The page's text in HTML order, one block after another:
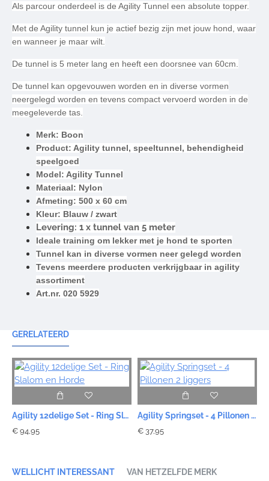
Als parcour onderdeel is de Agility Tunnel een absolute topper.
Met de Agility tunnel kun je actief bezig zijn met jouw hond, waar
en wanneer je maar wilt.
De tunnel is 5 meter lang en heeft een doorsnee van 60cm.
De tunnel kan opgevouwen worden en in diverse vormen
neergelegd worden en tevens compact vervoerd worden in de
meegeleverde tas.
Merk: Boon
Product: Agility tunnel, speeltunnel, behendigheid
speelgoed
Model: Agility Tunnel
Materiaal: Nylon
Afmeting: 500 x 60 cm
Kleur: Blauw / zwart
Levering: 1 x tunnel van 5 meter
Ideale training om lekker met je hond te sporten
Tunnel kan in diverse vormen neer gelegd worden
Tevens meerdere producten verkrijgbaar in agility
assortiment
Art.nr. 020 5929
GERELATEERD
Agility 12delige Set - Ring Slalom en Horde
€ 94,95
Agility Springset - 4 Pillonen 2 liggers
€ 37,95
WELLICHT INTERESSANT VAN HETZELFDE MERK